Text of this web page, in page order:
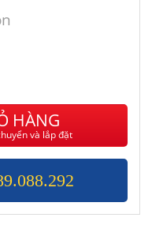
HÀNG
và lắp đặt